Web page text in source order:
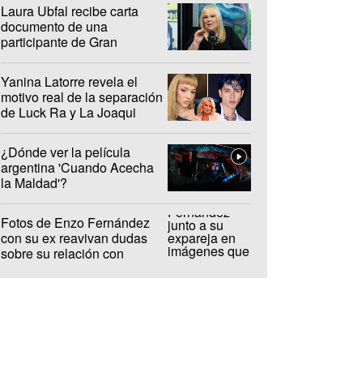
Laura Ubfal recibe carta
documento de una
participante de Gran
Yanina Latorre revela el
motivo real de la separación
de Luck Ra y La Joaqui
¿Dónde ver la película
argentina 'Cuando Acecha
la Maldad'?
Fotos de Enzo Fernández
con su ex reavivan dudas
sobre su relación con